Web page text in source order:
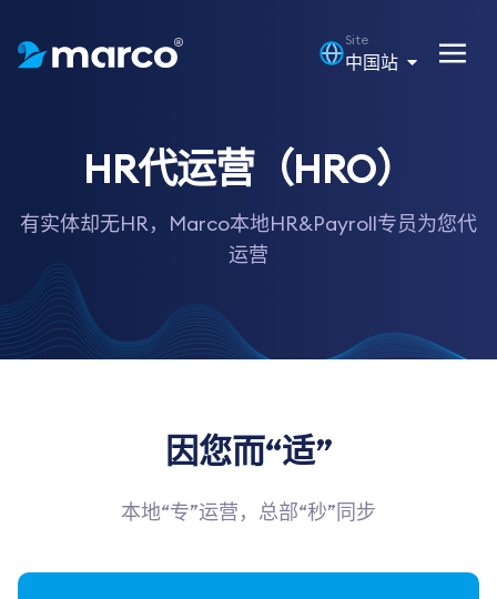
Site
中国站
HR代运营（HRO）
有实体却无HR，Marco本地HR&Payroll专员为您代
运营
因您而“适”
本地“专”运营，总部“秒”同步